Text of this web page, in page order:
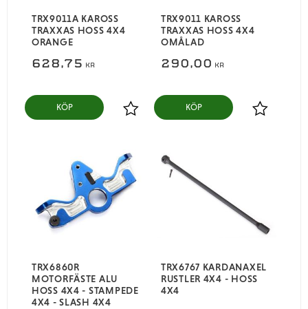
TRX9011A KAROSS
TRAXXAS HOSS 4X4
ORANGE
628,75 KR
Lägg till i favoriter
KÖP
TRX9011 KAROSS
TRAXXAS HOSS 4X4
OMÅLAD
290,00 KR
Lägg till i
KÖP
TRX6860R
MOTORFÄSTE ALU
HOSS 4X4 - STAMPEDE
4X4 - SLASH 4X4
TRX6767 KARDANAXEL
RUSTLER 4X4 - HOSS
4X4